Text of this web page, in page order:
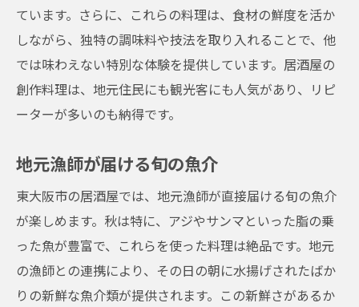
ています。さらに、これらの料理は、食材の鮮度を活か
しながら、独特の調味料や技法を取り入れることで、他
では味わえない特別な体験を提供しています。居酒屋の
創作料理は、地元住民にも観光客にも人気があり、リピ
ーターが多いのも納得です。
地元漁師が届ける旬の魚介
東大阪市の居酒屋では、地元漁師が直接届ける旬の魚介
が楽しめます。秋は特に、アジやサンマといった脂の乗
った魚が豊富で、これらを使った料理は絶品です。地元
の漁師との連携により、その日の朝に水揚げされたばか
りの新鮮な魚介類が提供されます。この新鮮さがあるか